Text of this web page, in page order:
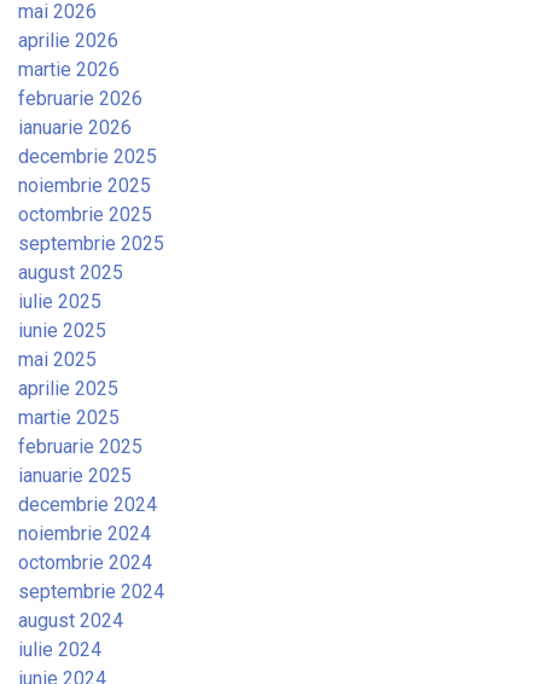
mai 2026
aprilie 2026
martie 2026
februarie 2026
ianuarie 2026
decembrie 2025
noiembrie 2025
octombrie 2025
septembrie 2025
august 2025
iulie 2025
iunie 2025
mai 2025
aprilie 2025
martie 2025
februarie 2025
ianuarie 2025
decembrie 2024
noiembrie 2024
octombrie 2024
septembrie 2024
august 2024
iulie 2024
iunie 2024